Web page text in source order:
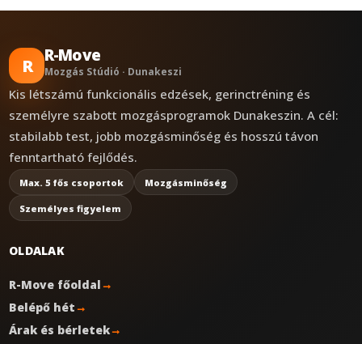
R R-Move
Mozgás Stúdió · Dunakeszi
Kis létszámú funkcionális edzések, gerinctréning és
személyre szabott mozgásprogramok Dunakeszin. A cél:
stabilabb test, jobb mozgásminőség és hosszú távon
fenntartható fejlődés.
Max. 5 fős csoportok Mozgásminőség
Személyes figyelem
OLDALAK
R-Move főoldal→
Belépő hét→
Árak és bérletek→